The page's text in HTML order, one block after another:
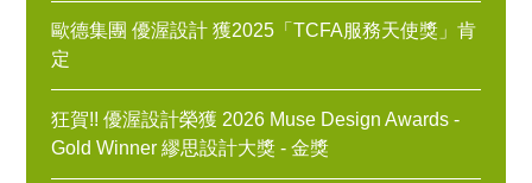
歐德集團 優渥設計 獲2025「TCFA服務天使獎」肯
定
狂賀!! 優渥設計榮獲 2026 Muse Design Awards -
Gold Winner 繆思設計大獎 - 金獎